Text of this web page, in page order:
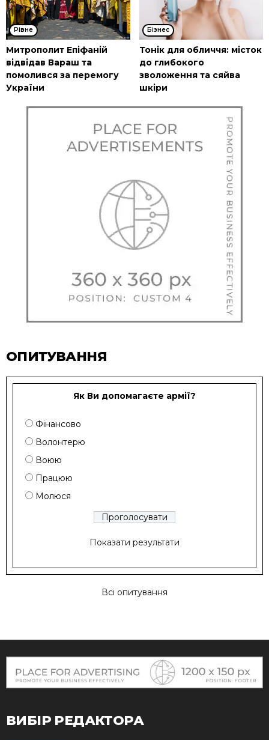
Рівне
Митрополит Епіфаній
відвідав Вараш та
помолився за перемогу
України
Бізнес
Тонік для обличчя: місток
до глибокого
зволоження та сяйва
шкіри
ОПИТУВАННЯ
Як Ви допомагаєте армії?
Фінансово
Волонтерю
Воюю
Працюю
Молюся
Показати результати
Всі опитування
ВИБІР РЕДАКТОРА